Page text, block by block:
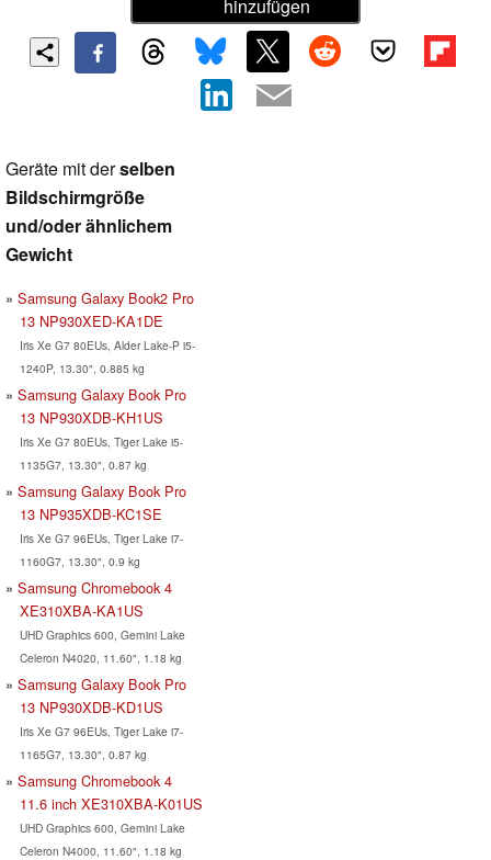
hinzufügen
Geräte mit derselben
Bildschirmgröße
und/oder ähnlichem
Gewicht
Samsung Galaxy Book2 Pro
13 NP930XED-KA1DE
Iris Xe G7 80EUs, Alder Lake-P i5-
1240P, 13.30", 0.885 kg
Samsung Galaxy Book Pro
13 NP930XDB-KH1US
Iris Xe G7 80EUs, Tiger Lake i5-
1135G7, 13.30", 0.87 kg
Samsung Galaxy Book Pro
13 ‎NP935XDB-KC1SE
Iris Xe G7 96EUs, Tiger Lake i7-
1160G7, 13.30", 0.9 kg
Samsung Chromebook 4
XE310XBA-KA1US
UHD Graphics 600, Gemini Lake
Celeron N4020, 11.60", 1.18 kg
Samsung Galaxy Book Pro
13 NP930XDB-KD1US
Iris Xe G7 96EUs, Tiger Lake i7-
1165G7, 13.30", 0.87 kg
Samsung Chromebook 4
11.6 inch XE310XBA-K01US
UHD Graphics 600, Gemini Lake
Celeron N4000, 11.60", 1.18 kg